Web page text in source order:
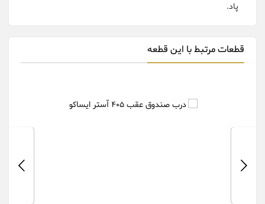
پاد.
قطعات مرتبط با این قطعه